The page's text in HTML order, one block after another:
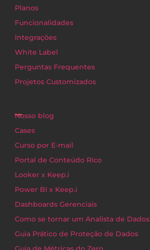
Planos
Funcionalidades
Integrações
White Label
Perguntas Frequentes
Projetos Customizados
Nosso blog
Cases
Curso por E-mail
Portal de Conteúdo Rico
Looker x Keep.i
Power BI x Keep.i
Dashboards Gerenciais
Como se tornar um Analista de Dados
Guia Prático de Proteção de Dados